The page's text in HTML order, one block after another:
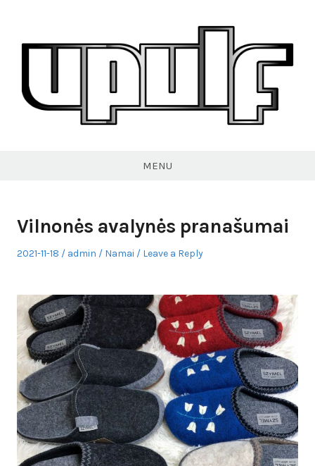
content
MENU
Vilnonės avalynės pranašumai
Posted
2021-11-18 Author
admin
Posted
Namai Leave a Reply